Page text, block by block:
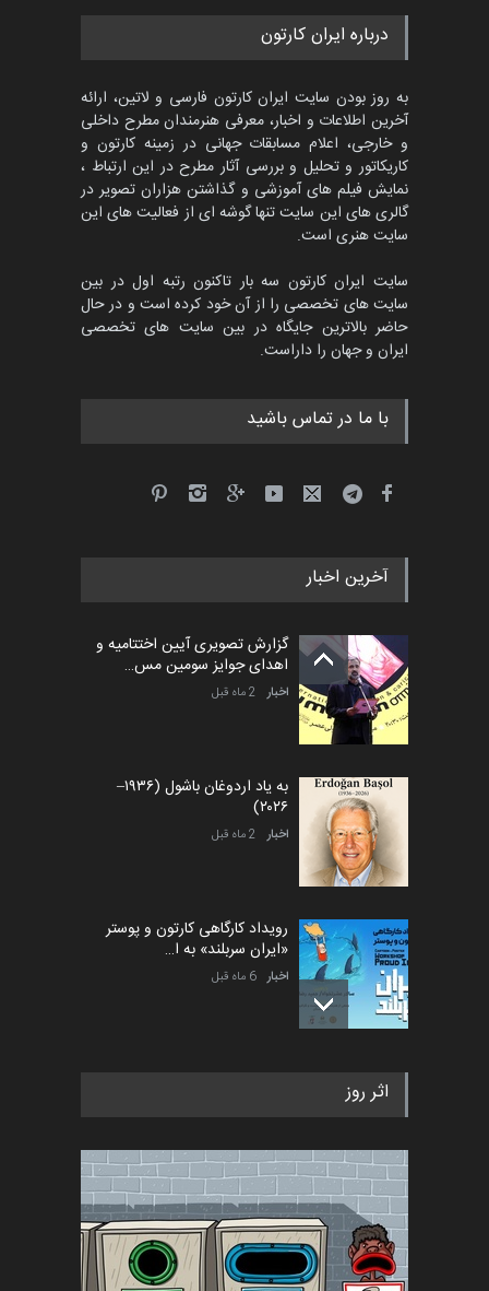
درباره ایران کارتون
به روز بودن سایت ایران کارتون فارسی و لاتین، ارائه
آخرین اطلاعات و اخبار، معرفی هنرمندان مطرح داخلی
و خارجی، اعلام مسابقات جهانی در زمینه کارتون و
کاریکاتور و تحلیل و بررسی آثار مطرح در این ارتباط ،
نمایش فیلم های آموزشی و گذاشتن هزاران تصویر در
گالری های این سایت تنها گوشه ای از فعالیت های این
سایت هنری است.
سایت ایران کارتون سه بار تاکنون رتبه اول در بین
سایت های تخصصی را از آن خود کرده است و در حال
حاضر بالاترین جایگاه در بین سایت های تخصصی
ایران و جهان را داراست.
با ما در تماس باشید
آخرین اخبار
گزارش تصویری آیین اختتامیه و
اهدای جوایز سومین مس…
اخبار 2 ماه قبل
به یاد اردوغان باشول (۱۹۳۶–
۲۰۲۶)
اخبار 2 ماه قبل
رویداد کارگاهی کارتون و پوستر
«ایران سربلند» به ا…
اخبار 6 ماه قبل
فراخوان رویداد کارگاهی کارتون و
اخبار 6 ماه قبل
تسلیت به همکار | سهراب خیری
اخبار 6 ماه قبل
اثر روز